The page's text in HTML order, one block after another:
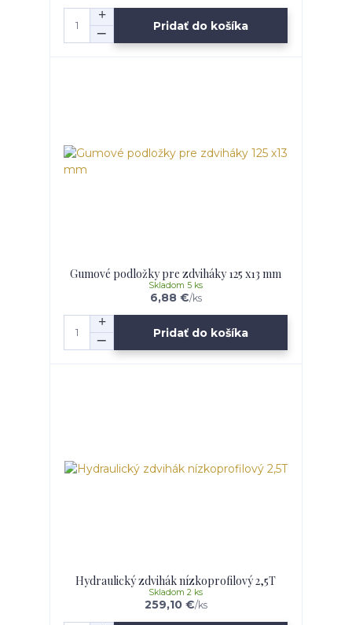
Pridať do košíka
Gumové podložky pre zdviháky 125 x13 mm
6,88 €/ks
Skladom 5 ks
Pridať do košíka
Hydraulický zdvihák nízkoprofilový 2,5T
259,10 €/ks
Skladom 2 ks